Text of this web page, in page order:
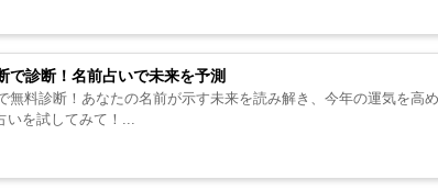
で診断！名前占いで未来を予測
無料診断！あなたの名前が示す未来を読み解き、今年の運気を高
いを試してみて！...